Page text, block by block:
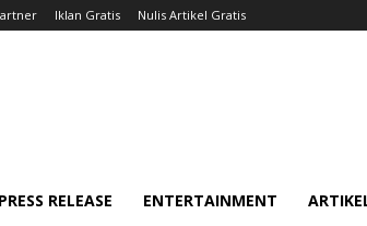
Iklan Gratis Nulis Artikel Gratis
PRESS RELEASE ENTERTAINMENT